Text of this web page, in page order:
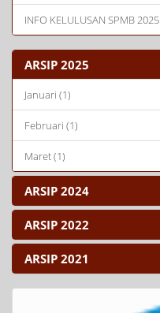
INFO KELULUSAN SPMB 2025
ARSIP 2025
Januari (1)
Februari (1)
Maret (1)
ARSIP 2024
ARSIP 2022
ARSIP 2021